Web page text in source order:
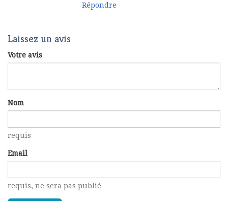
Répondre
Laissez un avis
Votre avis
Nom
requis
Email
requis, ne sera pas publié